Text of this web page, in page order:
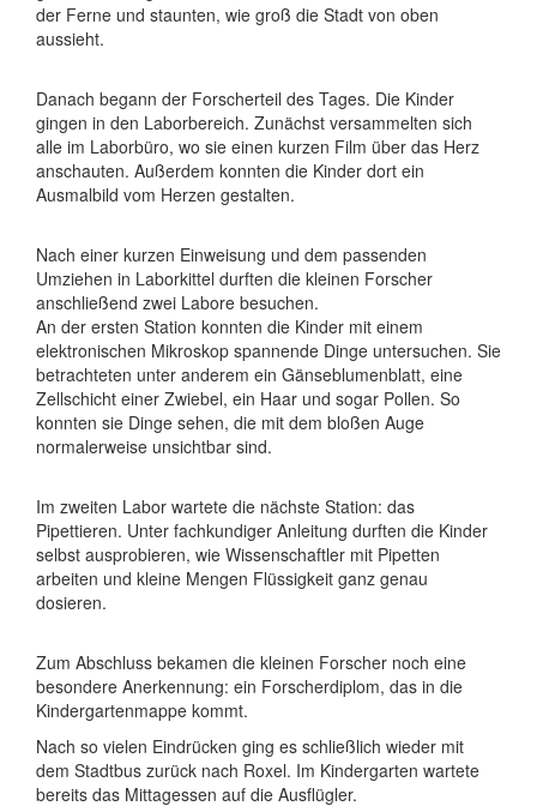
der Ferne und staunten, wie groß die Stadt von oben
aussieht.
Danach begann der Forscherteil des Tages. Die Kinder
gingen in den Laborbereich. Zunächst versammelten sich
alle im Laborbüro, wo sie einen kurzen Film über das Herz
anschauten. Außerdem konnten die Kinder dort ein
Ausmalbild vom Herzen gestalten.
Nach einer kurzen Einweisung und dem passenden
Umziehen in Laborkittel durften die kleinen Forscher
anschließend zwei Labore besuchen.
An der ersten Station konnten die Kinder mit einem
elektronischen Mikroskop spannende Dinge untersuchen. Sie
betrachteten unter anderem ein Gänseblumenblatt, eine
Zellschicht einer Zwiebel, ein Haar und sogar Pollen. So
konnten sie Dinge sehen, die mit dem bloßen Auge
normalerweise unsichtbar sind.
Im zweiten Labor wartete die nächste Station: das
Pipettieren. Unter fachkundiger Anleitung durften die Kinder
selbst ausprobieren, wie Wissenschaftler mit Pipetten
arbeiten und kleine Mengen Flüssigkeit ganz genau
dosieren.
Zum Abschluss bekamen die kleinen Forscher noch eine
besondere Anerkennung: ein Forscherdiplom, das in die
Kindergartenmappe kommt.
Nach so vielen Eindrücken ging es schließlich wieder mit
dem Stadtbus zurück nach Roxel. Im Kindergarten wartete
bereits das Mittagessen auf die Ausflügler.